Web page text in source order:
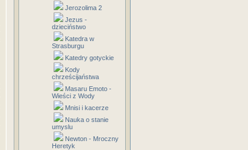
Jerozolima 2
Jezus -
dzieciństwo
Katedra w
Strasburgu
Katedry gotyckie
Kody
chrześcijaństwa
Masaru Emoto -
Wieści z Wody
Mnisi i kacerze
Nauka o stanie
umyslu
Newton - Mroczny
Heretyk